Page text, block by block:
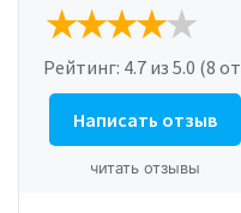
Рейтинг: 4.7 из 5.0 (8
Написать отзыв
читать отзывы